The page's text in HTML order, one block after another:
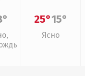
25°15°
Ясно